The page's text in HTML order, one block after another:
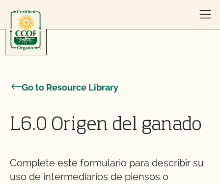
Go to Resource Library
L6.0 Origen del ganado
Complete este formulario para describir su
uso de intermediarios de piensos o